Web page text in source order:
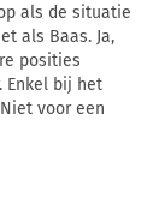
als de situatie
als Baas. Ja,
posities
Enkel bij het
voor een